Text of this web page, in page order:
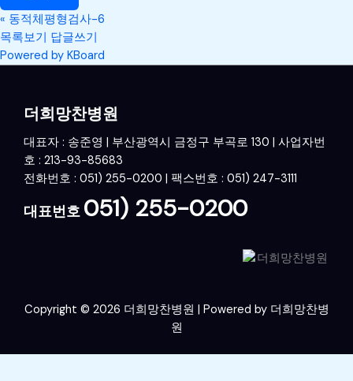
« 동적체평형검사-6
목록보기
답글쓰기
Powered by KBoard
더희망찬병원
대표자 : 송준영 | 부산광역시 금정구 부곡로 130 | 사업자번
호 : 213-93-85683
전화번호 : 051) 255-0200 | 팩스번호 : 051) 247-3111
대표번호 051) 255-0200
Copyright © 2026 더희망찬병원 | Powered by 더희망찬병
원